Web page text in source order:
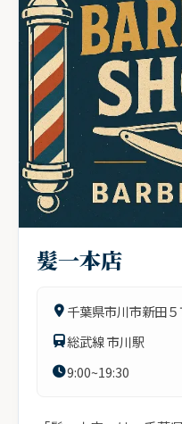
髪一本店
千葉県市川市新田
総武線 市川駅
9:00~19:30